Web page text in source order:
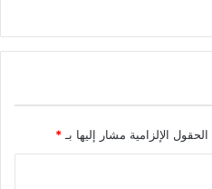
الحقول الإلزامية مشار إليها بـ *